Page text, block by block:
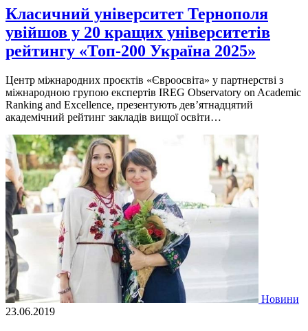
Класичний університет Тернополя
увійшов у 20 кращих університетів
рейтингу «Топ-200 Україна 2025»
Центр міжнародних проєктів «Євроосвіта» у партнерстві з
міжнародною групою експертів IREG Observatory on Academic
Ranking and Excellence, презентують дев’ятнадцятий
академічний рейтинг закладів вищої освіти…
Новини
23.06.2019